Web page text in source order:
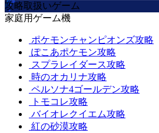
攻略取扱いゲーム
家庭用ゲーム機
ポケモンチャンピオンズ攻略
ぽこあポケモン攻略
スプラレイダース攻略
時のオカリナ攻略
ペルソナ4ゴールデン攻略
トモコレ攻略
バイオレクイエム攻略
紅の砂漠攻略